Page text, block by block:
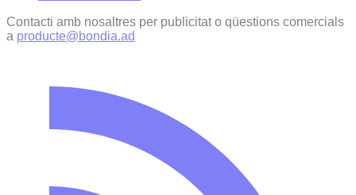
Contacti amb nosaltres per publicitat o qüestions comercials
a producte@bondia.ad